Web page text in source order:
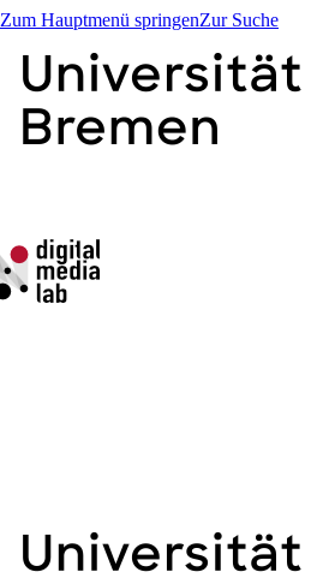
Zum Hauptmenü springenZur Suche